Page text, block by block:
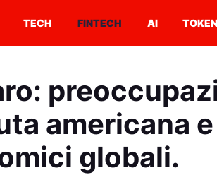
TECH FINTECH AI TOKEN
americana
globali.